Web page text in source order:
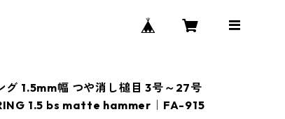
グ 1.5mm幅 つや消し槌目 3号～27号
1.5 bs matte hammer｜FA-915